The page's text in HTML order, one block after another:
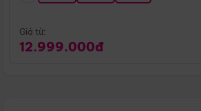
Giá từ:
12.999.000đ